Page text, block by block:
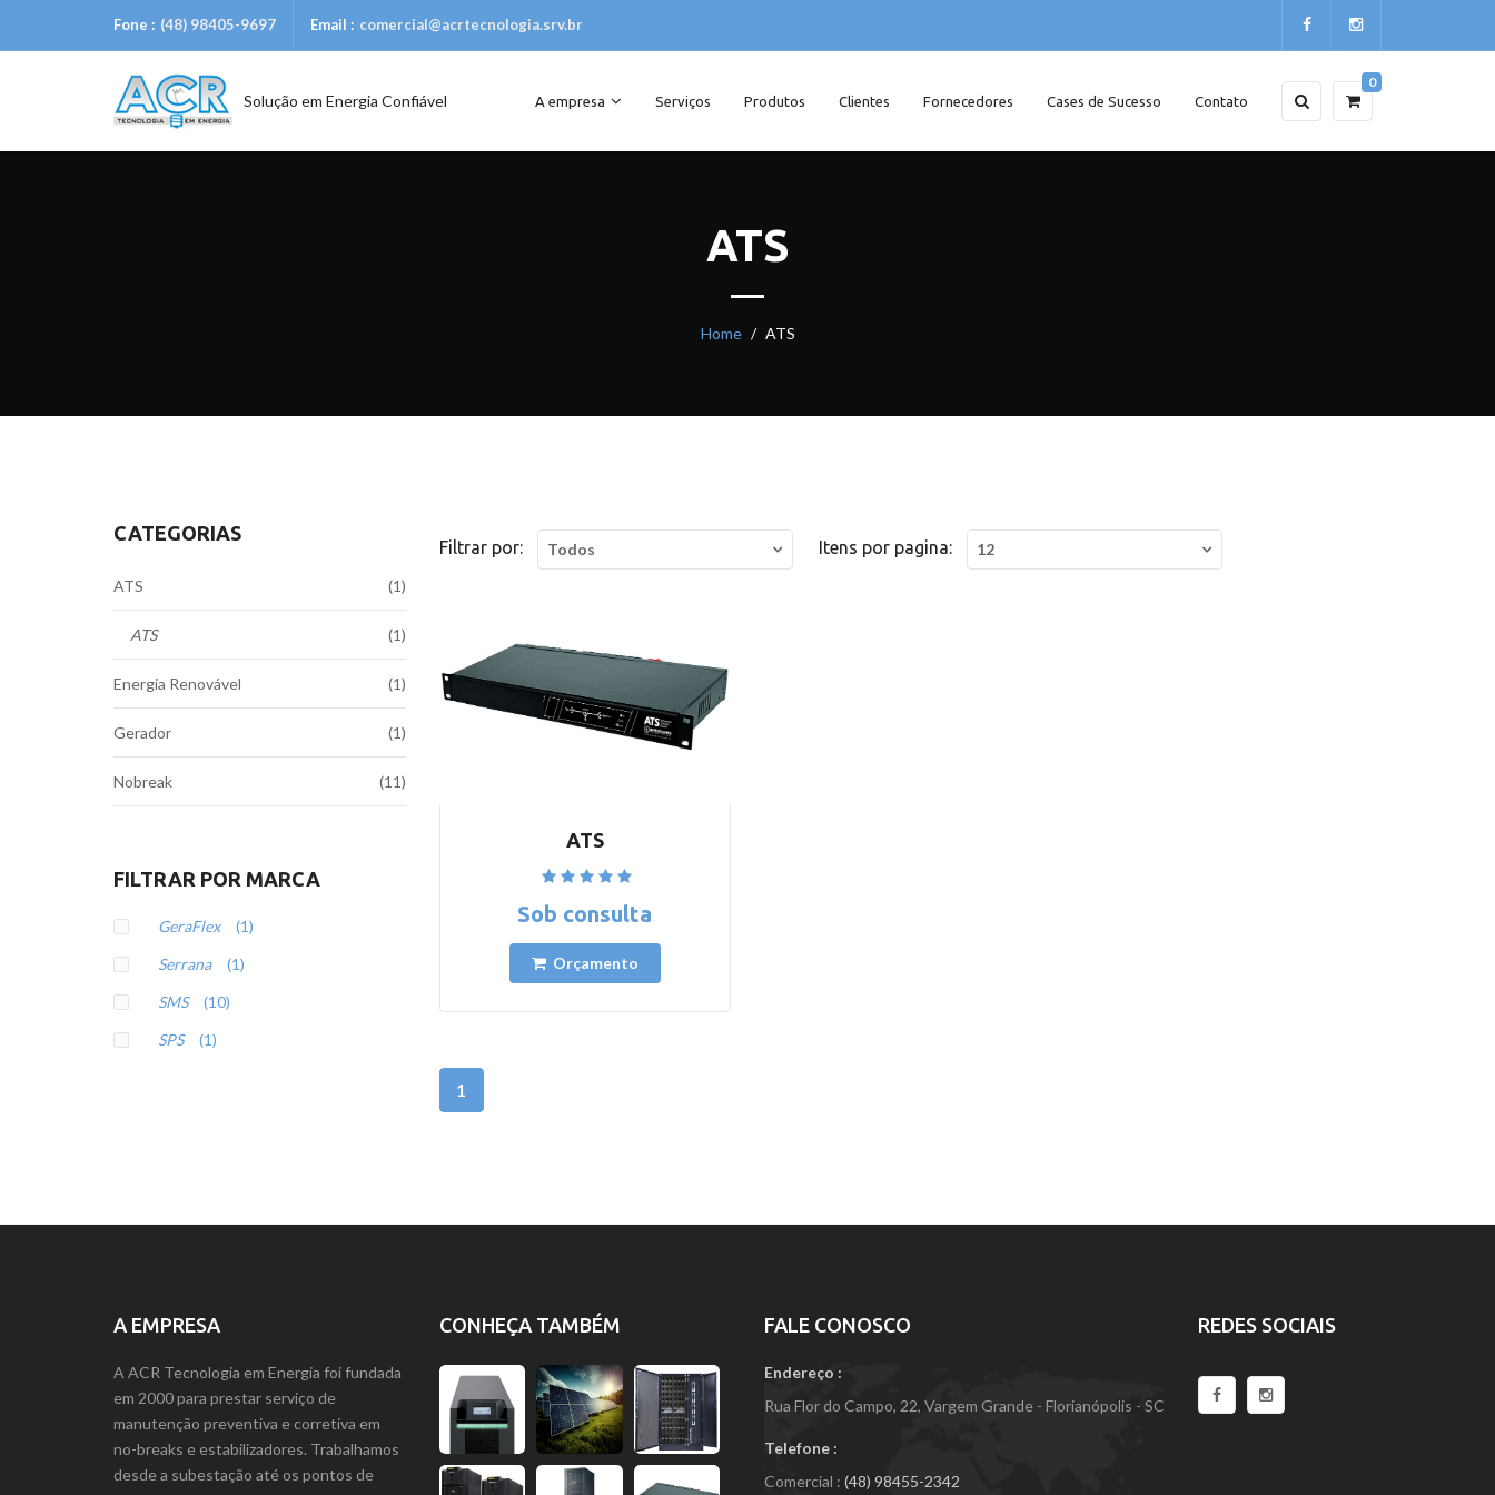
Fone : (48) 98405-9697 Email : comercial@acrtecnologia.srv.br
Solução em Energia Confiável
0
A empresa Serviços Produtos Clientes Fornecedores Cases de Sucesso Contato
ATS
Home ATS
Filtrar por: Todos Itens por pagina: 12
ATS
Sob consulta
Orçamento
1
CATEGORIAS
ATS (1)
ATS (1)
Energia Renovável (1)
Gerador (1)
Nobreak (11)
FILTRAR POR MARCA
GeraFlex
(1)
Serrana
(1)
SMS
(10)
SPS
(1)
A EMPRESA
A ACR Tecnologia em Energia foi fundada
em 2000 para prestar serviço de
manutenção preventiva e corretiva em
no-breaks e estabilizadores. Trabalhamos
desde a subestação até os pontos de
CONHEÇA TAMBÉM FALE CONOSCO
Endereço :
Rua Flor do Campo, 22, Vargem Grande - Florianópolis - SC
Telefone :
Comercial : (48) 98455-2342
REDES SOCIAIS